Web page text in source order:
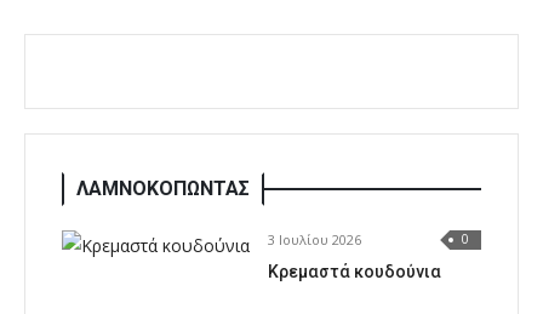
ΛΑΜΝΟΚΟΠΩΝΤΑΣ
3 Ιουλίου 2026 0
Κρεμαστά κουδούνια